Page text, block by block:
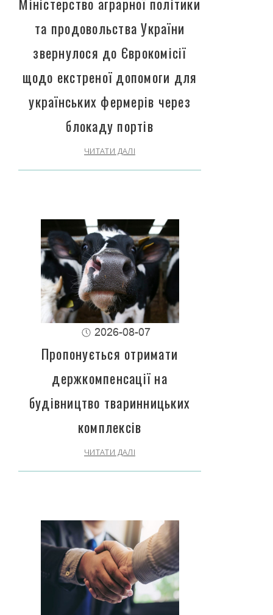
та продовольства України
звернулося до Єврокомісії
щодо екстреної допомоги для
українських фермерів через
блокаду портів
ЧИТАТИ ДАЛІ
2026-08-07
Пропонується отримати
держкомпенсації на
будівництво тваринницьких
комплексів
ЧИТАТИ ДАЛІ